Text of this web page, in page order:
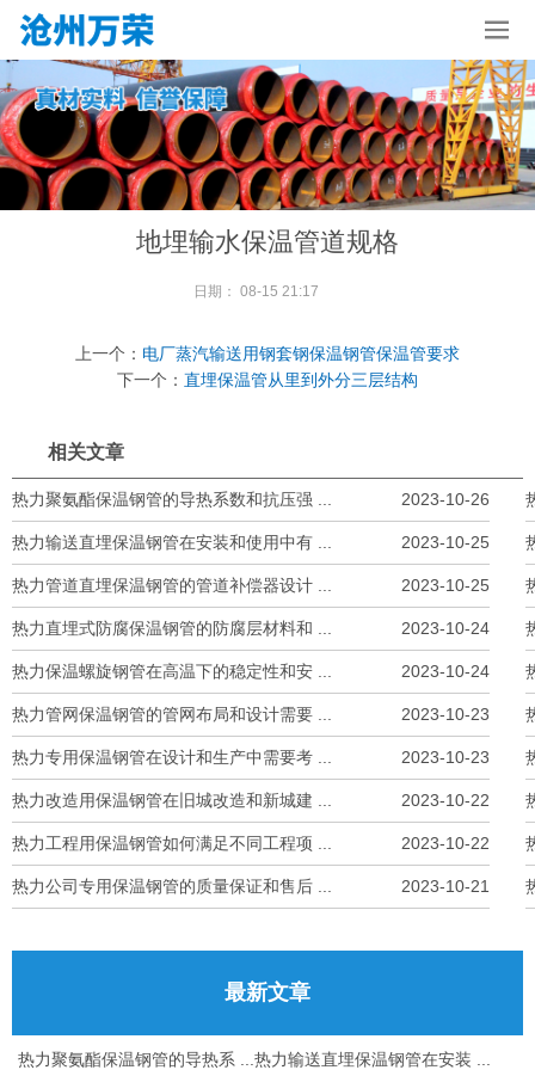
地埋输水保温管道规格
日期： 08-15 21:17
上一个： 电厂蒸汽输送用钢套钢保温钢管保温管要求
下一个： 直埋保温管从里到外分三层结构
相关文章
热力聚氨酯保温钢管的导热系数和抗压强 ... 2023-10-26
热力输送直埋保温钢管在安装和使用中有 ... 2023-10-25
热力管道直埋保温钢管的管道补偿器设计 ... 2023-10-25
热力直埋式防腐保温钢管的防腐层材料和 ... 2023-10-24
热力保温螺旋钢管在高温下的稳定性和安 ... 2023-10-24
热力管网保温钢管的管网布局和设计需要 ... 2023-10-23
热力专用保温钢管在设计和生产中需要考 ... 2023-10-23
热力改造用保温钢管在旧城改造和新城建 ... 2023-10-22
热力工程用保温钢管如何满足不同工程项 ... 2023-10-22
热力公司专用保温钢管的质量保证和售后 ... 2023-10-21
最新文章
热力聚氨酯保温钢管的导热系 ... 热力输送直埋保温钢管在安装 ...